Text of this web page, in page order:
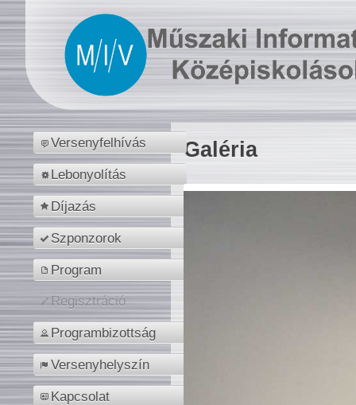
Versenyfelhívás
Lebonyolítás
Díjazás
Szponzorok
Program
Regisztráció
Programbizottság
Versenyhelyszín
Kapcsolat
Galéria